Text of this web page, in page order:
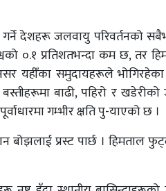
देशहरू जलवायु परिवर्तनको
०.१ प्रतिशतभन्दा कम छ, तर
यहीँका समुदायहरूले
बाढी, पहिरो र
गम्भीर क्षति पु-याएको छ ।
बोझलाई प्रस्ट पार्छ । हिमताल